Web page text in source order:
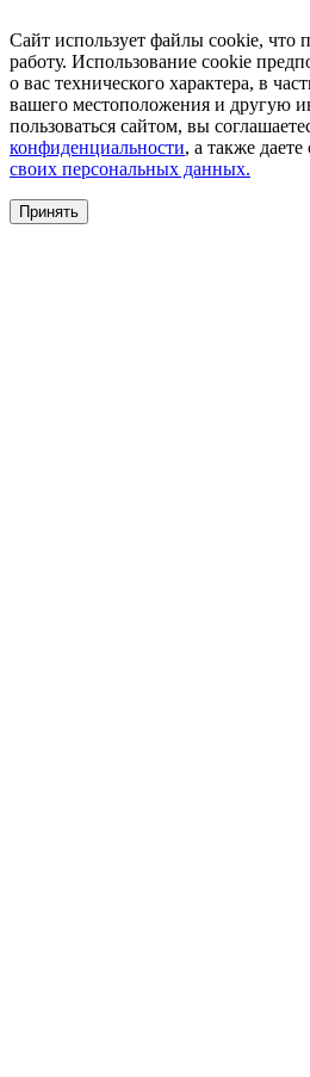
Сайт использует файлы cookie, что
работу. Использование cookie
о вас технического характера, в
вашего местоположения и другую
пользоваться сайтом, вы
конфиденциальности, а также даете
своих персональных данных.
Принять